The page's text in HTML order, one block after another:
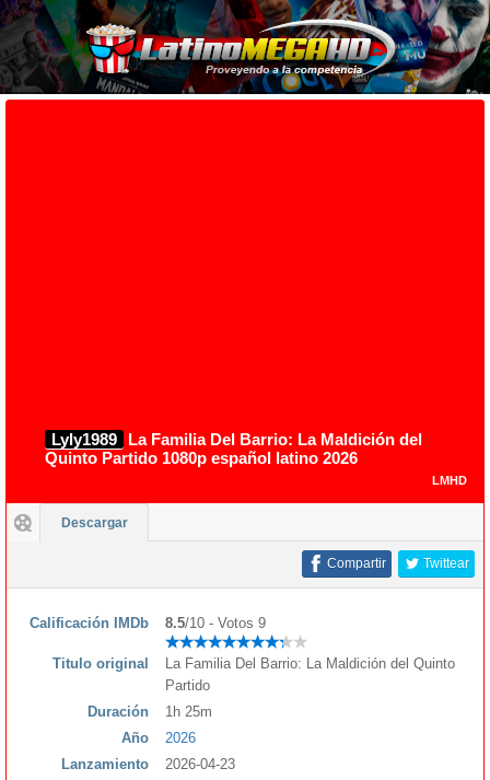
Lyly1989
La Familia Del Barrio: La Maldición del
Quinto Partido 1080p español latino 2026
LMHD
Descargar
Twittear
Compartir
Calificación IMDb 8.5/10 - Votos 9
Titulo original
La Familia Del Barrio: La Maldición del Quinto
Partido
Duración
1h 25m
Año
2026
Lanzamiento
2026-04-23